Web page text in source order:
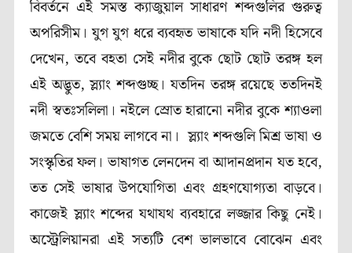
বিবর্তনে এই সমস্ত ক্যাজুয়াল সাধারণ শব্দগুলির গুরুত্ব
অপরিসীম। যুগ যুগ ধরে ব্যবহৃত ভাষাকে যদি নদী হিসেবে
দেখেন, তবে বহতা সেই নদীর বুকে ছোট ছোট তরঙ্গ হল
এই অদ্ভুত, স্ল্যাং শব্দগুচ্ছ। যতদিন তরঙ্গ রয়েছে ততদিনই
নদী স্বতঃসলিলা। নইলে স্রোত হারানো নদীর বুকে শ্যাওলা
জমতে বেশি সময় লাগবে না। স্ল্যাং শব্দগুলি মিশ্র ভাষা ও
সংস্কৃতির ফল। ভাষাগত লেনদেন বা আদানপ্রদান যত হবে,
তত সেই ভাষার উপযোগিতা এবং গ্রহণযোগ্যতা বাড়বে।
কাজেই স্ল্যাং শব্দের যথাযথ ব্যবহারে লজ্জার কিছু নেই।
অস্ট্রেলিয়ানরা এই সত্যটি বেশ ভালভাবে বোঝেন এবং